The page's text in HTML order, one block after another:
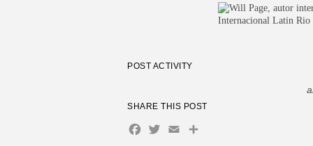
POST ACTIVITY
SHARE THIS POST
Facebook
Twitter
EmailShare